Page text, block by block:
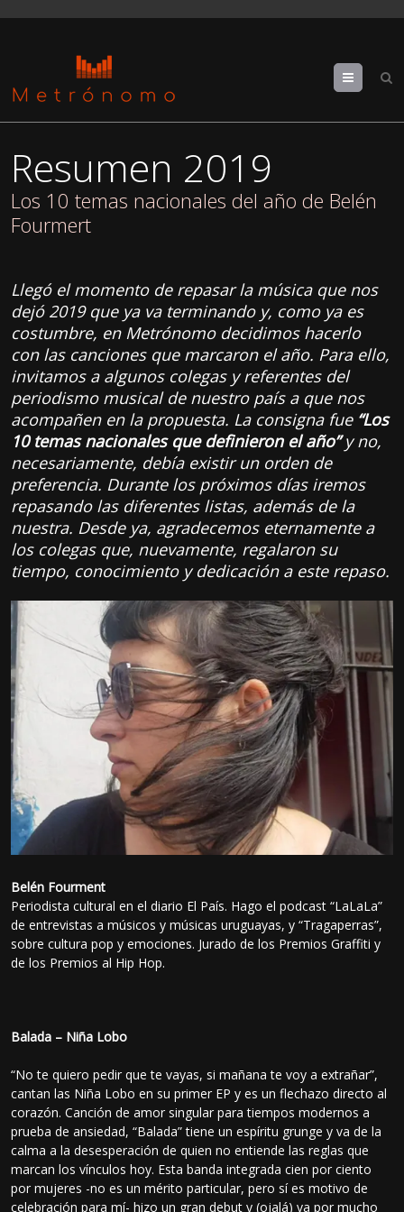
Menu
Resumen 2019
Los 10 temas nacionales del año de Belén
Fourmert
Llegó el momento de repasar la música que nos
dejó 2019 que ya va terminando y, como ya es
costumbre, en Metrónomo decidimos hacerlo
con las canciones que marcaron el año. Para ello,
invitamos a algunos colegas y referentes del
periodismo musical de nuestro país a que nos
acompañen en la propuesta. La consigna fue “Los
10 temas nacionales que definieron el año”y no,
necesariamente, debía existir un orden de
preferencia. Durante los próximos días iremos
repasando las diferentes listas, además de la
nuestra. Desde ya, agradecemos eternamente a
los colegas que, nuevamente, regalaron su
tiempo, conocimiento y dedicación a este repaso.
Belén Fourment
Periodista cultural en el diario El País. Hago el podcast “LaLaLa”
de entrevistas a músicos y músicas uruguayas, y “Tragaperras”,
sobre cultura pop y emociones. Jurado de los Premios Graffiti y
de los Premios al Hip Hop.
Balada – Niña Lobo
“No te quiero pedir que te vayas, si mañana te voy a extrañar”,
cantan las Niña Lobo en su primer EP y es un flechazo directo al
corazón. Canción de amor singular para tiempos modernos a
prueba de ansiedad, “Balada” tiene un espíritu grunge y va de la
calma a la desesperación de quien no entiende las reglas que
marcan los vínculos hoy. Esta banda integrada cien por ciento
por mujeres -no es un mérito particular, pero sí es motivo de
celebración para mí- hizo un gran debut y (ojalá) va por mucho